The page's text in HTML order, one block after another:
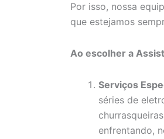
Por isso, nossa
que estejamos
Ao escolher a
Serviços
séries de
enfrentando,